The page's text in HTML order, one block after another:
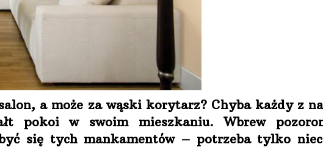
a może za wąski korytarz? Chyba każdy z
pokoi w swoim mieszkaniu. Wbrew
się tych mankamentów – potrzeba tylko